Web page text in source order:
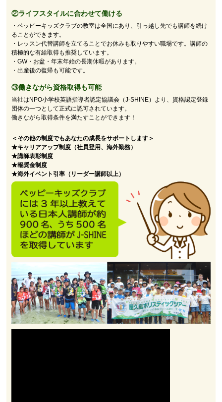
②ライフスタイルに合わせて働ける
・ペッピーキッズクラブの教室は全国にあり、引っ越し先でも講師を続け
ることができます。
・レッスン代替講師を立てることでお休みも取りやすい職場です。講師の
積極的な有給取得も推奨しています。
・GW・お盆・年末年始の長期休暇があります。
・出産後の復帰も可能です。
③働きながら資格取得も可能
当社はNPO小学校英語指導者認定協議会（J-SHINE）より、資格認定登録
団体の一つとして正式に認可されています。
働きながら取得条件を満たすことができます！
＜その他の制度でもあなたの成長をサポートします＞
★キャリアアップ制度（社員登用、海外勤務）
★講師表彰制度
★報奨金制度
★海外イベント引率（リーダー講師以上）